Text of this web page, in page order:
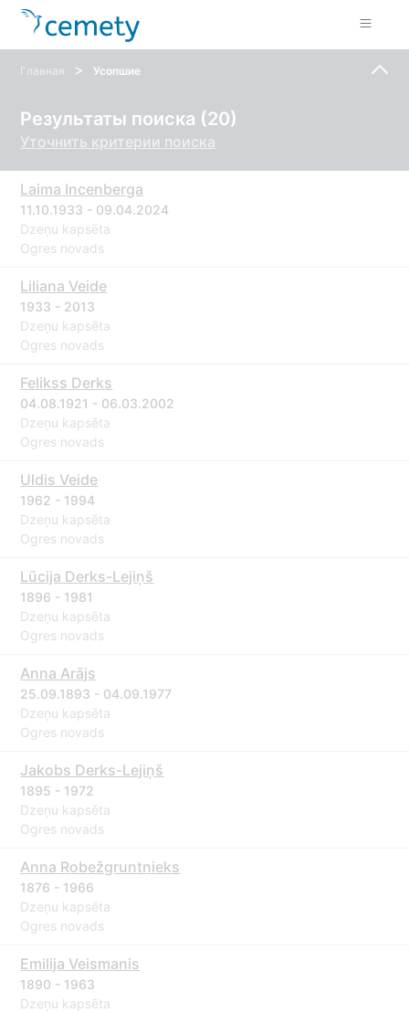
Главная > Усопшие
Результаты поиска (20)
Уточнить критерии поиска
Laima Incenberga
11.10.1933 - 09.04.2024
Dzeņu kapsēta
Ogres novads
Liliana Veide
1933 - 2013
Dzeņu kapsēta
Ogres novads
Felikss Derks
04.08.1921 - 06.03.2002
Dzeņu kapsēta
Ogres novads
Uldis Veide
1962 - 1994
Dzeņu kapsēta
Ogres novads
Lūcija Derks-Lejiņš
1896 - 1981
Dzeņu kapsēta
Ogres novads
Anna Arājs
25.09.1893 - 04.09.1977
Dzeņu kapsēta
Ogres novads
Jakobs Derks-Lejiņš
1895 - 1972
Dzeņu kapsēta
Ogres novads
Anna Robežgruntnieks
1876 - 1966
Dzeņu kapsēta
Ogres novads
Emilija Veismanis
1890 - 1963
Dzeņu kapsēta